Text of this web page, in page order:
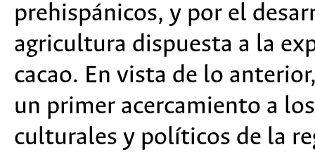
prehispánicos, y por el
agricultura dispuesta a la
cacao. En vista de lo
un primer acercamiento a
culturales y políticos de la